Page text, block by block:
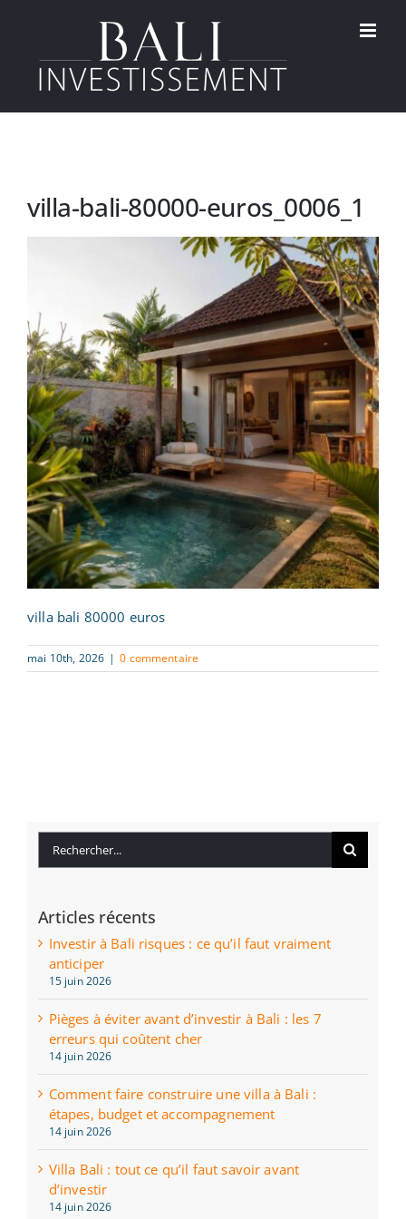
villa-bali-80000-euros_0006_1
villa bali 80000 euros
mai 10th, 2026 | 0 commentaire
Rechercher:
Articles récents
Investir à Bali risques : ce qu’il faut vraiment
anticiper
15 juin 2026
Pièges à éviter avant d’investir à Bali : les 7
erreurs qui coûtent cher
14 juin 2026
Comment faire construire une villa à Bali :
étapes, budget et accompagnement
14 juin 2026
Villa Bali : tout ce qu’il faut savoir avant
d’investir
14 juin 2026